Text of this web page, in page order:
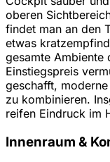
oberen
findet man an den
etwas
gesamte Ambiente
Einstiegspreis
geschafft,
zu kombinieren.
reifen Eindruck im
Innenraum &